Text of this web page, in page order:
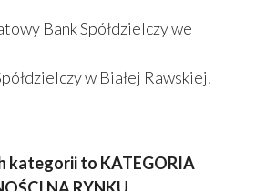
Bank Spółdzielczy we
w Białej Rawskiej.
kategorii to KATEGORIA
NA RYNKU